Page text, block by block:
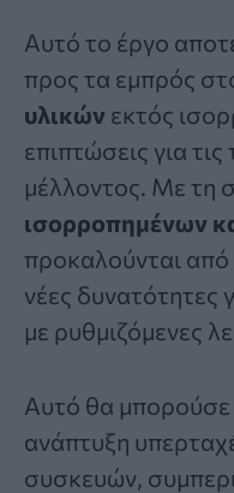
Αυτό το έργο
προς τα εμπρός
υλικών εκτός
επιπτώσεις για
μέλλοντος. Με τη
ισορροπημένων
προκαλούνται από
νέες δυνατότητες
με ρυθμιζόμενες
Αυτό θα μπορούσε
ανάπτυξη
συσκευών,